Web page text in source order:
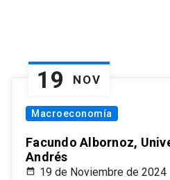
19 NOV
Macroeconomía
Facundo Albornoz,
Andrés
19 de Noviembre de 2024